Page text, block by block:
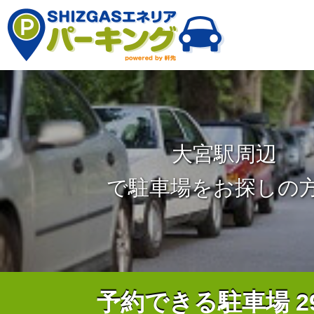
大宮駅周辺
で駐車場をお探しの
予約できる駐車場